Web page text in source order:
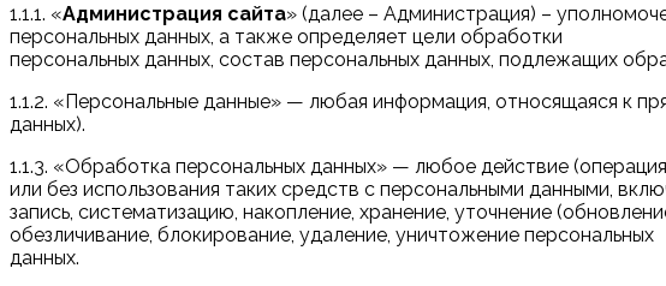
1.1.1. «Администрация сайта» (далее – Администрация) –
персональных данных, а также определяет цели обработки
персональных данных, состав персональных данных, подлежащих
1.1.2. «Персональные данные» — любая информация, относящаяся к
данных).
1.1.3. «Обработка персональных данных» — любое действие
или без использования таких средств с персональными данными,
запись, систематизацию, накопление, хранение, уточнение
обезличивание, блокирование, удаление, уничтожение персональных
данных.